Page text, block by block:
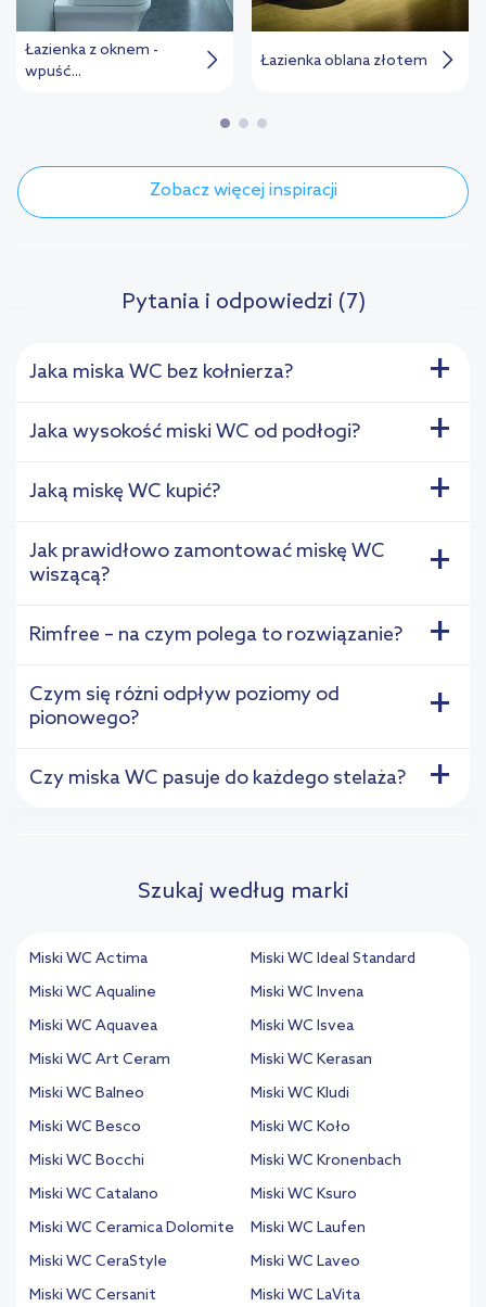
Łazienka z oknem -
wpuść...
Łazienka oblana złotem
Zobacz więcej inspiracji
Pytania i odpowiedzi (7)
Jaka miska WC bez kołnierza? +
Jaka wysokość miski WC od podłogi? +
Jaką miskę WC kupić? +
Jak prawidłowo zamontować miskę WC
wiszącą?
+
Rimfree – na czym polega to rozwiązanie? +
Czym się różni odpływ poziomy od
pionowego?
+
Czy miska WC pasuje do każdego stelaża? +
Szukaj według marki
Miski WC Actima
Miski WC Aqualine
Miski WC Aquavea
Miski WC Art Ceram
Miski WC Balneo
Miski WC Besco
Miski WC Bocchi
Miski WC Catalano
Miski WC Ceramica Dolomite
Miski WC CeraStyle
Miski WC Cersanit
Miski WC Ideal Standard
Miski WC Invena
Miski WC Isvea
Miski WC Kerasan
Miski WC Kludi
Miski WC Koło
Miski WC Kronenbach
Miski WC Ksuro
Miski WC Laufen
Miski WC Laveo
Miski WC LaVita